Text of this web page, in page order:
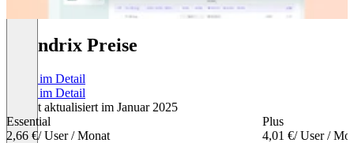
Agendrix Preise
Preise im Detail
Preise im Detail
Zuletzt aktualisiert im Januar 2025
Essential
2,66 €/ User / Monat
Plus
4,01 €/ User /